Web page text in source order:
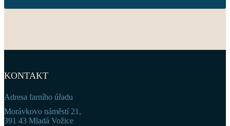
KONTAKT
Adresa farního úřadu
Morávkovo náměstí 21,
391 43 Mladá Vožice